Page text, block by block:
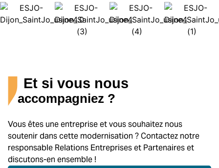
Et si vous nous
accompagniez ?
Vous êtes une entreprise et vous souhaitez nous
soutenir dans cette modernisation ? Contactez notre
responsable Relations Entreprises et Partenaires et
discutons-en ensemble !